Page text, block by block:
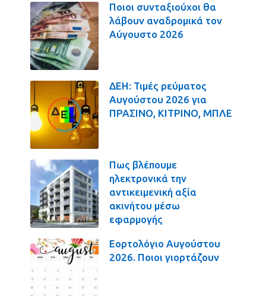
Ποιοι συνταξιούχοι θα
λάβουν αναδρομικά τον
Αύγουστο 2026
ΔΕΗ: Τιμές ρεύματος
Αυγούστου 2026 για
ΠΡΑΣΙΝΟ, ΚΙΤΡΙΝΟ, ΜΠΛΕ
Πως βλέπουμε
ηλεκτρονικά την
αντικειμενική αξία
ακινήτου μέσω
εφαρμογής
Εορτολόγιο Αυγούστου
2026. Ποιοι γιορτάζουν